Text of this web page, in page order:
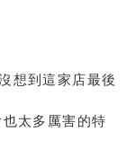
想到這家店最後
太多厲害的特